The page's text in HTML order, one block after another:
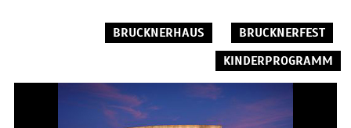
BRUCKNERHAUS
BRUCKNERFEST
KINDERPROGRAMM